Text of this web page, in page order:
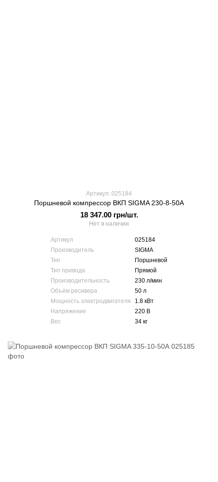
Артикул: 025184
Поршневой компрессор ВКП SIGMA 230-8-50А
18 347.00 грн/шт.
Нет в наличии
Артикул
025184
Производитель
SIGMA
Тип
Поршневой
Тип привода
Прямой
Производительность
230 л/мин
Объём ресивера
50 л
Мощность электродвигателя
1.8 кВт
Напряжение
220 В
Вес
34 кг